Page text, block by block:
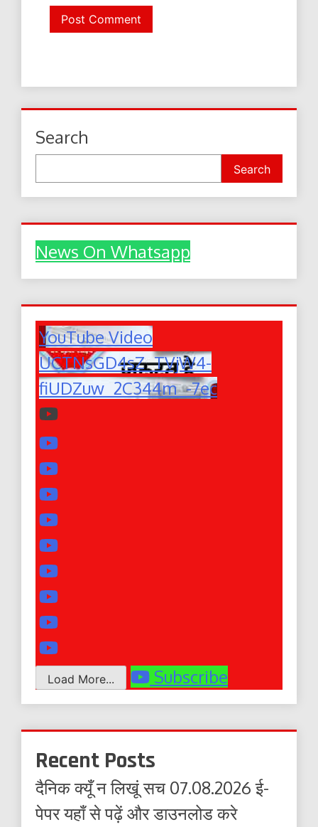
Search
Search
News On Whatsapp
YouTube Video
UCTNsGD4sZ_TVjW4-
fiUDZuw_2C344m_-7ec
Load More... Subscribe
Recent Posts
दैनिक क्यूँ न लिखूं सच 07.08.2026 ई-
पेपर यहाँ से पढ़ें और डाउनलोड करे